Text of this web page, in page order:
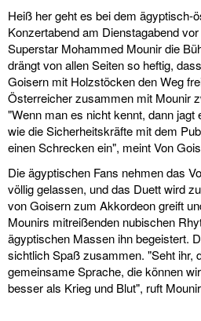
Heiß her geht es bei dem ägyptisch-
Konzertabend am Dienstagabend
Superstar Mohammed Mounir die
drängt von allen Seiten so heftig,
Goisern mit Holzstöcken den Weg
Österreicher zusammen mit Mounir
"Wenn man es nicht kennt, dann jagt
wie die Sicherheitskräfte mit dem
einen Schrecken ein", meint Von
Die ägyptischen Fans nehmen das
völlig gelassen, und das Duett wird
von Goisern zum Akkordeon greift
Mounirs mitreißenden nubischen
ägyptischen Massen ihn begeistert.
sichtlich Spaß zusammen. "Seht ihr,
gemeinsame Sprache, die können
besser als Krieg und Blut", ruft